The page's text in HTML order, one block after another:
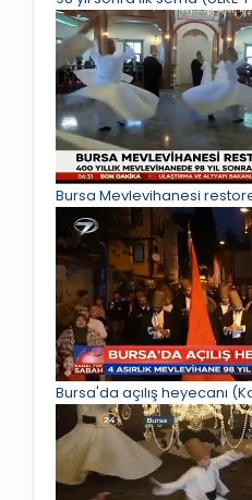
Bursa Mevlevihanesi
Bursa'da açılış heyecanı